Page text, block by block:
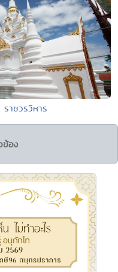
ราชวรวิหาร
ข้อง